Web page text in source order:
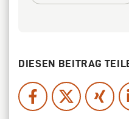
DIESEN BEITRAG